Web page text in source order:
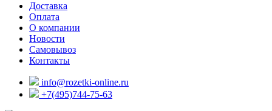
Доставка
Оплата
О компании
Новости
Самовывоз
Контакты
info@rozetki-online.ru
+7(495)744-75-63